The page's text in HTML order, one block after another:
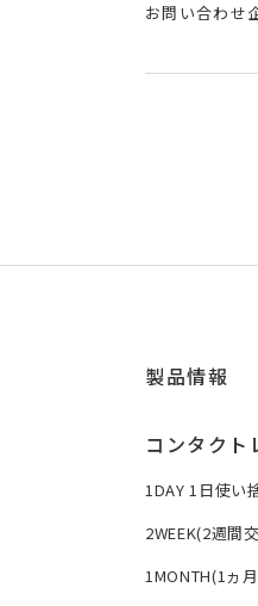
お問い合わせ
製品情報
コンタクト
1DAY 1日使い
2WEEK(2週間
1MONTH(1ヵ